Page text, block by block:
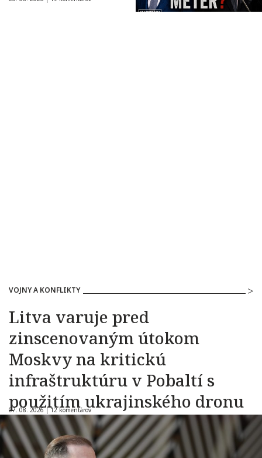
VOJNY A KONFLIKTY
Litva varuje pred
zinscenovaným útokom
Moskvy na kritickú
infraštruktúru v Pobaltí s
použitím ukrajinského dronu
07. 08. 2026 |12 komentárov